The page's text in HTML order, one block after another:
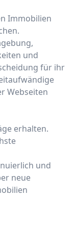
Immobilien
und
für ihr
Webseiten
erhalten.
und
neue